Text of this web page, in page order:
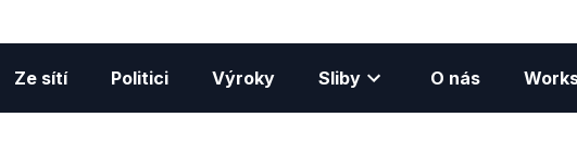
Ze sítí Politici Výroky Sliby O nás